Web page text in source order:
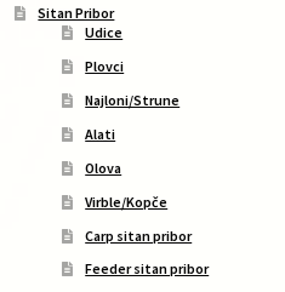
Sitan Pribor
Udice
Plovci
Najloni/Strune
Alati
Olova
Virble/Kopče
Carp sitan pribor
Feeder sitan pribor